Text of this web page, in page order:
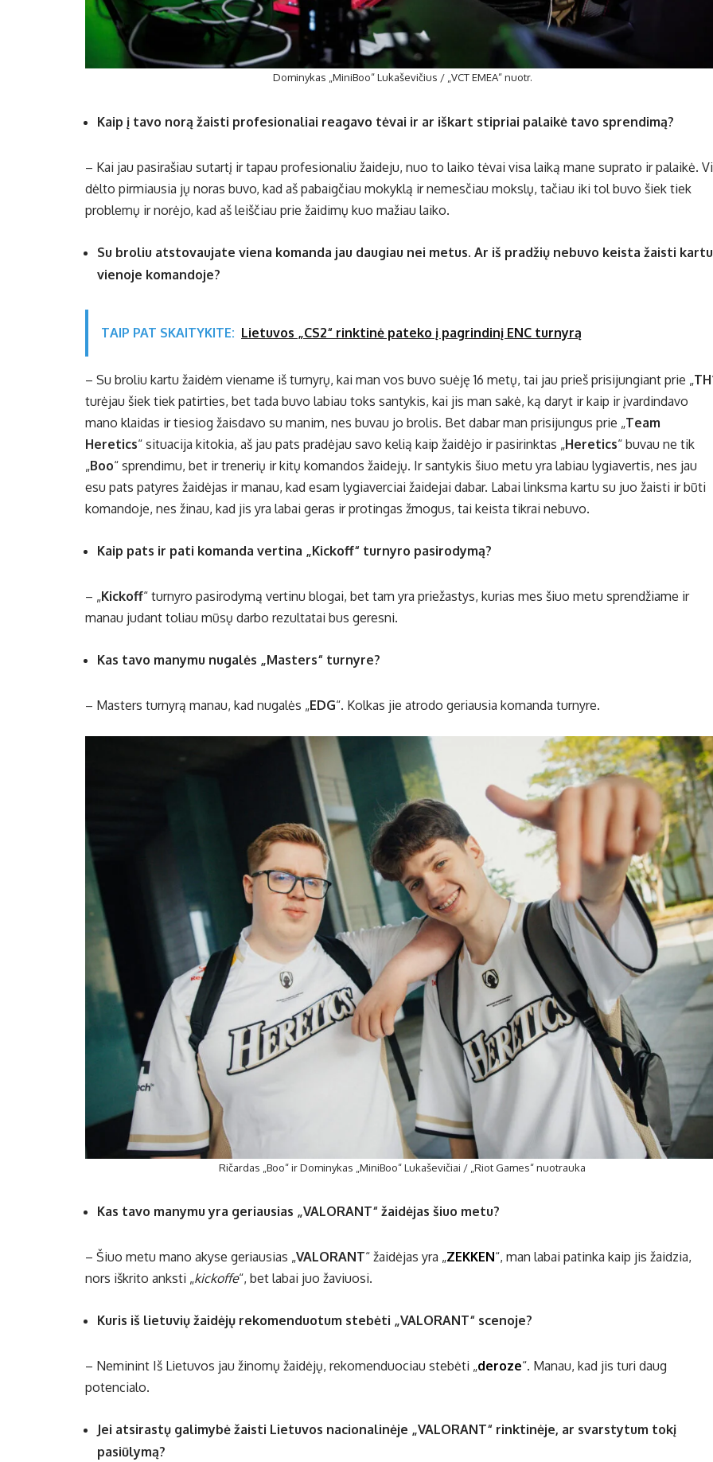
Dominykas „MiniBoo“ Lukaševičius / „VCT EMEA“ nuotr.
Kaip į tavo norą žaisti profesionaliai reagavo tėvai ir ar iškart stipriai palaikė tavo sprendimą?
– Kai jau pasirašiau sutartį ir tapau profesionaliu žaideju, nuo to laiko tėvai visa laiką mane suprato ir palaikė.
dėlto pirmiausia jų noras buvo, kad aš pabaigčiau mokyklą ir nemesčiau mokslų, tačiau iki tol buvo šiek tiek
problemų ir norėjo, kad aš leiščiau prie žaidimų kuo mažiau laiko.
Su broliu atstovaujate viena komanda jau daugiau nei metus. Ar iš pradžių nebuvo keista žaisti kartu
vienoje komandoje?
TAIP PAT SKAITYKITE: Lietuvos „CS2“ rinktinė pateko į pagrindinį ENC turnyrą
– Su broliu kartu žaidėm viename iš turnyrų, kai man vos buvo suėję 16 metų, tai jau prieš prisijungiant prie „TH
turėjau šiek tiek patirties, bet tada buvo labiau toks santykis, kai jis man sakė, ką daryt ir kaip ir įvardindavo
mano klaidas ir tiesiog žaisdavo su manim, nes buvau jo brolis. Bet dabar man prisijungus prie „Team
Heretics“ situacija kitokia, aš jau pats pradėjau savo kelią kaip žaidėjo ir pasirinktas „Heretics“ buvau ne tik
„Boo“ sprendimu, bet ir trenerių ir kitų komandos žaidejų. Ir santykis šiuo metu yra labiau lygiavertis, nes jau
esu pats patyres žaidėjas ir manau, kad esam lygiaverciai žaidejai dabar. Labai linksma kartu su juo žaisti ir būti
komandoje, nes žinau, kad jis yra labai geras ir protingas žmogus, tai keista tikrai nebuvo.
Kaip pats ir pati komanda vertina „Kickoff“ turnyro pasirodymą?
– „Kickoff“ turnyro pasirodymą vertinu blogai, bet tam yra priežastys, kurias mes šiuo metu sprendžiame ir
manau judant toliau mūsų darbo rezultatai bus geresni.
Kas tavo manymu nugalės „Masters“ turnyre?
– Masters turnyrą manau, kad nugalės „EDG“. Kolkas jie atrodo geriausia komanda turnyre.
Ričardas „Boo“ ir Dominykas „MiniBoo“ Lukaševičiai / „Riot Games“ nuotrauka
Kas tavo manymu yra geriausias „VALORANT“ žaidėjas šiuo metu?
– Šiuo metu mano akyse geriausias „VALORANT“ žaidėjas yra „ZEKKEN“, man labai patinka kaip jis žaidzia,
nors iškrito anksti „kickoffe“, bet labai juo žaviuosi.
Kuris iš lietuvių žaidėjų rekomenduotum stebėti „VALORANT“ scenoje?
– Neminint Iš Lietuvos jau žinomų žaidėjų, rekomenduociau stebėti „deroze“. Manau, kad jis turi daug
potencialo.
Jei atsirastų galimybė žaisti Lietuvos nacionalinėje „VALORANT“ rinktinėje, ar svarstytum tokį
pasiūlymą?